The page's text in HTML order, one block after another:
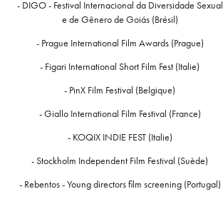
- DIGO - Festival Internacional da Diversidade Sexual
e de Gênero de Goiás (Brésil)
- Prague International Film Awards (Prague)
- Figari International Short Film Fest (Italie)
- PinX Film Festival (Belgique)
- Giallo International Film Festival (France)
- KOQIX INDIE FEST (Italie)
- Stockholm Independent Film Festival (Suède)
- Rebentos - Young directors film screening (Portugal)